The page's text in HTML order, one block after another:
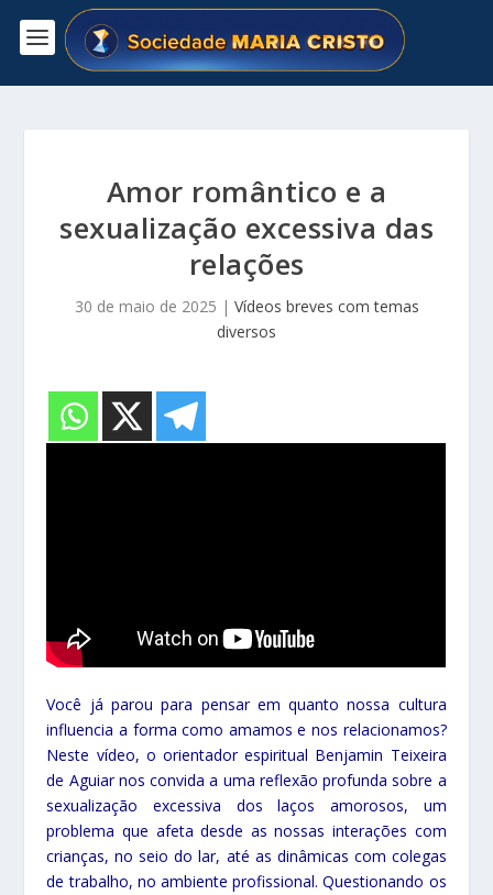
Amor romântico e a
sexualização excessiva das
relações
30 de maio de 2025 | Vídeos breves com temas
diversos
Você já parou para pensar em quanto nossa cultura
influencia a forma como amamos e nos relacionamos?
Neste vídeo, o orientador espiritual Benjamin Teixeira
de Aguiar nos convida a uma reflexão profunda sobre a
sexualização excessiva dos laços amorosos, um
problema que afeta desde as nossas interações com
crianças, no seio do lar, até as dinâmicas com colegas
de trabalho, no ambiente profissional. Questionando os